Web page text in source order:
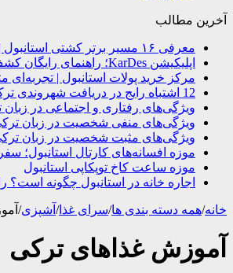
آخرین مطالب
معرفی ۱۶ مسیر برتر کشتی استانبول | راهنمای کامل کشتی‌سواری در بسفر
اپلیکیشن KarDes؛ راهنمای رایگان کشف تاریخ و فرهنگ پنهان ترکیه
مرکز خرید پولات استانبول |
12 اشتباه رایج در دریافت شهروندی ترکیه از طریق خرید ملک
ویژگی‌های رفتاری و اجتماعی در زبان
ویژگی‌های منفی شخصیت در زبان
ویژگی‌های مثبت شخصیت در زبان
موزه افسانه‌های کارتال استانبول؛
موزه ساعت کاخ توپکاپی استانبول
اجاره خانه در استانبول چگونه است؟
خانه/همه دسته بندی ها/سرای غذا/ آشپزی/
آموزش غذاهای ترکی